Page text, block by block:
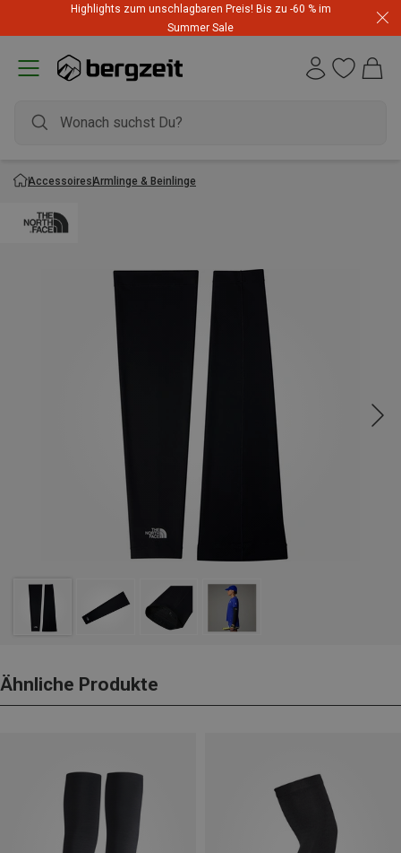
Highlights zum unschlagbaren Preis! Bis zu -60 % im
Summer Sale
AccessoiresArmlinge & Beinlinge
Ähnliche Produkte